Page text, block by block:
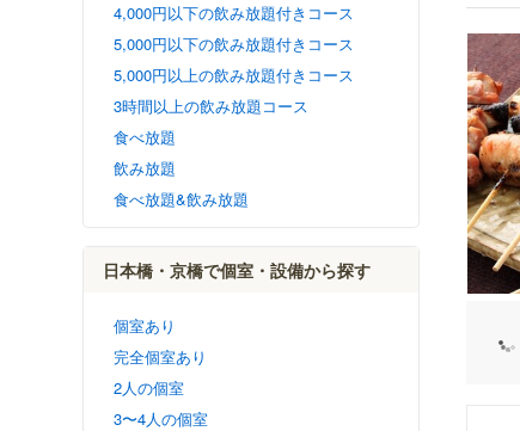
4,000円以下の飲み放題付きコース
5,000円以下の飲み放題付きコース
5,000円以上の飲み放題付きコース
3時間以上の飲み放題コース
食べ放題
飲み放題
食べ放題&飲み放題
日本橋・京橋で個室・設備から探す
個室あり
完全個室あり
2人の個室
3〜4人の個室